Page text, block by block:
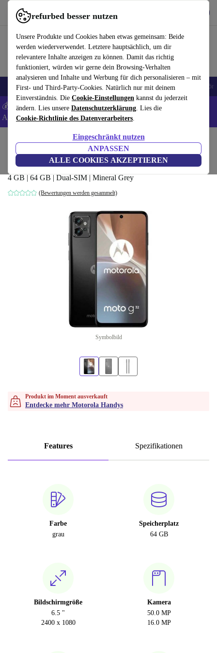
refurbed besser nutzen
Unsere Produkte und Cookies haben etwas gemeinsam: Beide
werden wiederverwendet. Letztere hauptsächlich, um dir
relevantere Inhalte anzeigen zu können. Damit das richtig
funktioniert, würden wir gerne dein Browsing-Verhalten
analysieren und Inhalte und Werbung für dich personalisieren – mit
First- und Third-Party-Cookies. Natürlich nur mit deinem
Einverständnis. Die Cookie-Einstellungen kannst du jederzeit
ändern. Lies unsere Datenschutzerklärung. Lies die
Cookie-Richtlinie des Datenverarbeiters.
Eingeschränkt nutzen
ANPASSEN
ALLE COOKIES AKZEPTIEREN
refurbed schnell und einfach nutzen
🎒 Back to school Handys Laptops Tablets Smartwatches Zubehör
💰 Extra -5% auf Samsung- und Google-Smartphones - Code:
ANDROID5 -AGB
Handys & Smartphones Motorola Handys
Motorola Moto G32
4 GB | 64 GB | Dual-SIM | Mineral Grey
(Bewertungen werden gesammelt)
Symbolbild
Produkt im Moment ausverkauft
Entdecke mehr Motorola Handys
Features Spezifikationen
Farbe
grau
Speicherplatz
64 GB
Bildschirmgröße
6.5 "
2400 x 1080
Kamera
50.0 MP
16.0 MP